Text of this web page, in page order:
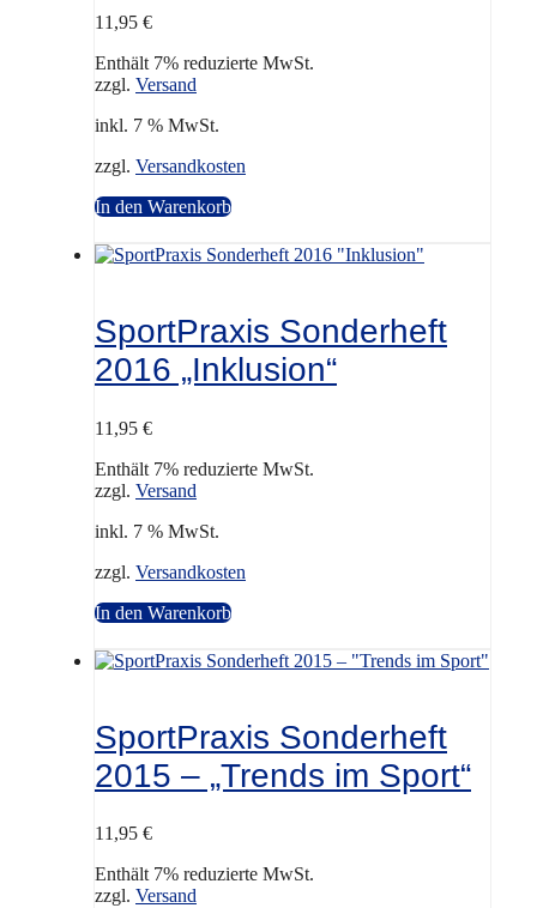
11,95 €
Enthält 7% reduzierte MwSt.
zzgl. Versand
inkl. 7 % MwSt.
zzgl. Versandkosten
In den Warenkorb
SportPraxis Sonderheft
2016 „Inklusion“
11,95 €
Enthält 7% reduzierte MwSt.
zzgl. Versand
inkl. 7 % MwSt.
zzgl. Versandkosten
In den Warenkorb
SportPraxis Sonderheft
2015 – „Trends im Sport“
11,95 €
Enthält 7% reduzierte MwSt.
zzgl. Versand